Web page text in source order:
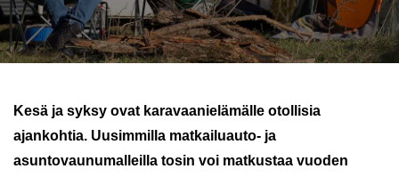
Kesä ja syksy ovat karavaanielämälle otollisia
ajankohtia. Uusimmilla matkailuauto- ja
asuntovaunumalleilla tosin voi matkustaa vuoden